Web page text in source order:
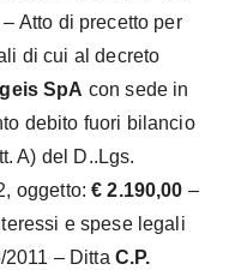
– Atto di precetto per
di cui al decreto
SpA con sede in
debito fuori bilancio
A) del D..Lgs.
oggetto: € 2.190,00 –
e spese legali
– Ditta C.P.